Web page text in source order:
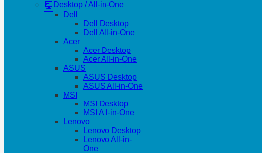
Desktop / All-in-One
Dell
Dell Desktop
Dell All-in-One
Acer
Acer Desktop
Acer All-in-One
ASUS
ASUS Desktop
ASUS All-in-One
MSI
MSI Desktop
MSI All-in-One
Lenovo
Lenovo Desktop
Lenovo All-in-
One